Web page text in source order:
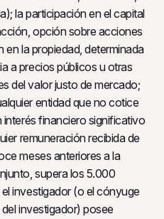
la participación en el capital
opción sobre acciones
en la propiedad, determinada
a precios públicos u otras
del valor justo de mercado;
entidad que no cotice
interés financiero significativo
remuneración recibida de
meses anteriores a la
supera los 5.000
investigador (o el cónyuge
investigador) posee